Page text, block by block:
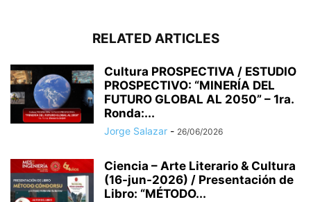
RELATED ARTICLES
Cultura PROSPECTIVA / ESTUDIO
PROSPECTIVO: “MINERÍA DEL
FUTURO GLOBAL AL 2050” – 1ra.
Ronda:...
Jorge Salazar - 26/06/2026
Ciencia – Arte Literario & Cultura
(16-jun-2026) / Presentación de
Libro: “MÉTODO...